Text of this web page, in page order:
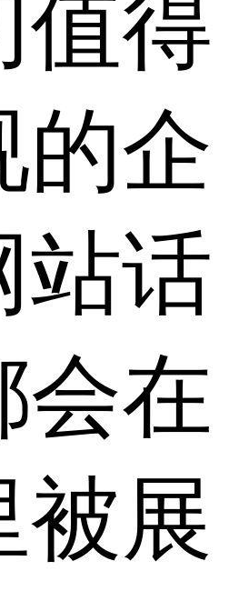
值得
的企
站话
会在
被展